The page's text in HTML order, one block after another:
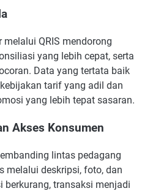
QRIS mendorong
yang lebih cepat, serta
Data yang tertata baik
tarif yang adil dan
yang lebih tepat sasaran.
Akses Konsumen
lintas pedagang
melalui deskripsi, foto, dan
transaksi menjadi